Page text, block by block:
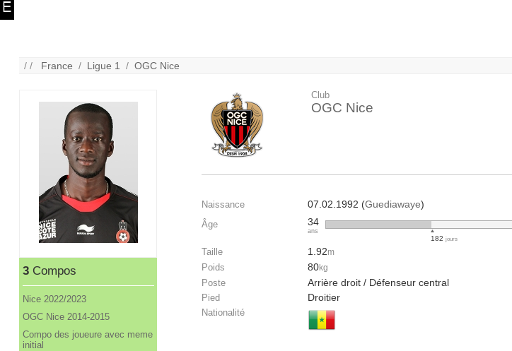
/ / France / Ligue 1 /OGC Nice
3Compos
Nice 2022/2023
OGC Nice 2014-2015
Compo des joueure avec meme
initial
Club
OGC Nice
Naissance 07.02.1992 (Guediawaye)
Âge 34
ans
182 jours
Taille 1.92m
Poids 80kg
Poste Arrière droit / Défenseur central
Pied Droitier
Nationalité